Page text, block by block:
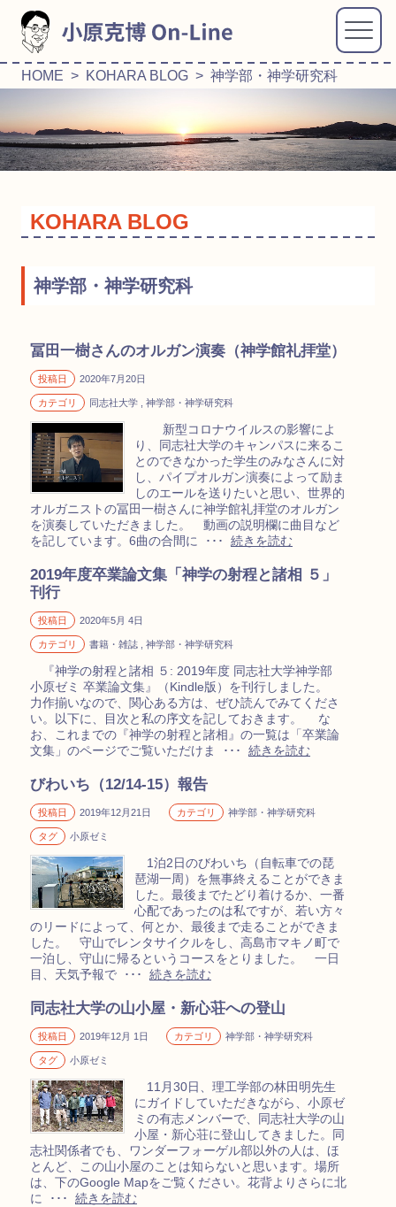
HOME > KOHARA BLOG > 神学部・神学研究科
KOHARA BLOG
神学部・神学研究科
冨田一樹さんのオルガン演奏（神学館礼拝堂）
投稿日 2020年7月20日
カテゴリ 同志社大学 , 神学部・神学研究科
新型コロナウイルスの影響によ
り、同志社大学のキャンパスに来るこ
とのできなかった学生のみなさんに対
し、パイプオルガン演奏によって励ま
しのエールを送りたいと思い、世界的
オルガニストの冨田一樹さんに神学館礼拝堂のオルガン
を演奏していただきました。 動画の説明欄に曲目など
を記しています。6曲の合間に ･･･ 続きを読む
2019年度卒業論文集「神学の射程と諸相 ５」
刊行
投稿日 2020年5月 4日
カテゴリ 書籍・雑誌 , 神学部・神学研究科
『神学の射程と諸相 ５: 2019年度 同志社大学神学部
小原ゼミ 卒業論文集』（Kindle版）を刊行しました。
力作揃いなので、関心ある方は、ぜひ読んでみてくださ
い。以下に、目次と私の序文を記しておきます。 な
お、これまでの『神学の射程と諸相』の一覧は「卒業論
文集」のページでご覧いただけま ･･･ 続きを読む
びわいち（12/14-15）報告
投稿日 2019年12月21日 カテゴリ 神学部・神学研究科
タグ 小原ゼミ
1泊2日のびわいち（自転車での琵
琶湖一周）を無事終えることができま
した。最後までたどり着けるか、一番
心配であったのは私ですが、若い方々
のリードによって、何とか、最後まで走ることができま
した。 守山でレンタサイクルをし、高島市マキノ町で
一泊し、守山に帰るというコースをとりました。 一日
目、天気予報で ･･･ 続きを読む
同志社大学の山小屋・新心荘への登山
投稿日 2019年12月 1日 カテゴリ 神学部・神学研究科
タグ 小原ゼミ
11月30日、理工学部の林田明先生
にガイドしていただきながら、小原ゼ
ミの有志メンバーで、同志社大学の山
小屋・新心荘に登山してきました。同
志社関係者でも、ワンダーフォーゲル部以外の人は、ほ
とんど、この山小屋のことは知らないと思います。場所
は、下のGoogle Mapをご覧ください。花背よりさらに北
に ･･･ 続きを読む